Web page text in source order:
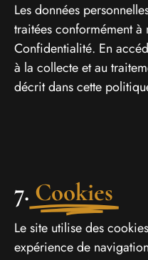
Les données
traitées conformément
Confidentialité. En
à la collecte et au
décrit dans cette
7. Cookies
Le site utilise des
expérience de